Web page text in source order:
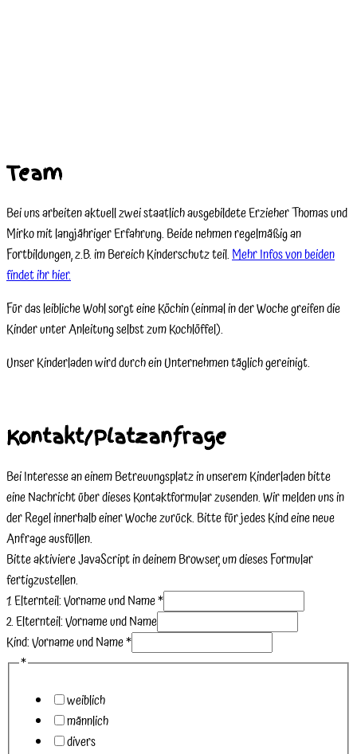
Team
Bei uns arbeiten aktuell zwei staatlich ausgebildete Erzieher Thomas und
Mirko mit langjähriger Erfahrung. Beide nehmen regelmäßig an
Fortbildungen, z.B. im Bereich Kinderschutz teil.Mehr Infos von beiden
findet ihr hier.
Für das leibliche Wohl sorgt eine Köchin (einmal in der Woche greifen die
Kinder unter Anleitung selbst zum Kochlöffel).
Unser Kinderladen wird durch ein Unternehmen täglich gereinigt.
Kontakt/Platzanfrage
Bei Interesse an einem Betreuungsplatz in unserem Kinderladen bitte
eine Nachricht über dieses Kontaktformular zusenden. Wir melden uns in
der Regel innerhalb einer Woche zurück. Bitte für jedes Kind eine neue
Anfrage ausfüllen.
Bitte aktiviere JavaScript in deinem Browser, um dieses Formular
fertigzustellen.
1. Elternteil: Vorname und Name*
2. Elternteil: Vorname und Name
Kind: Vorname und Name*
*
weiblich
männlich
divers